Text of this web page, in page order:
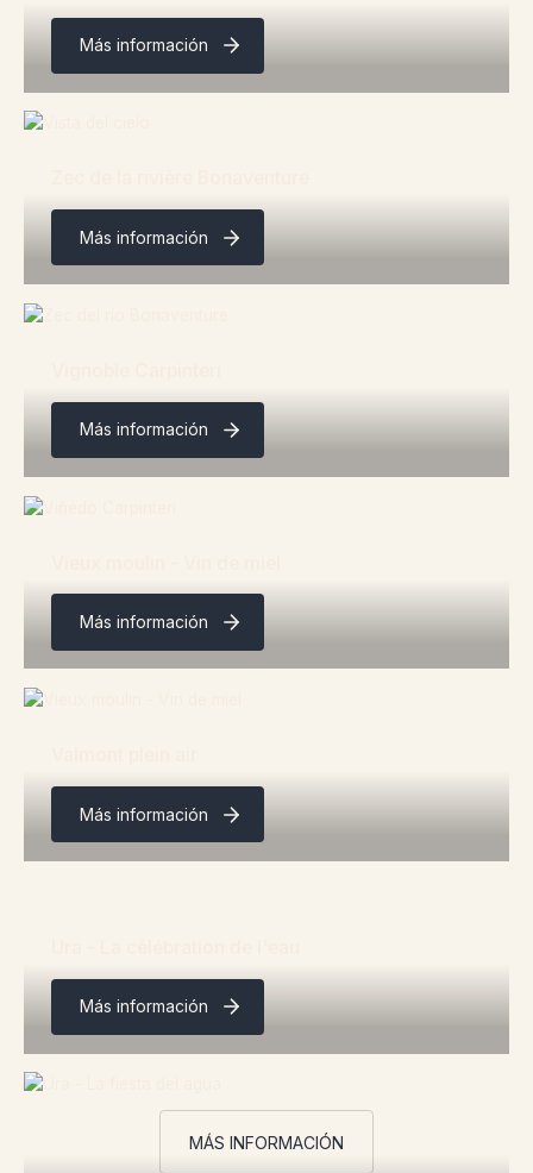
Más información
Más información
Más información
Más información
Más información
Más información
MÁS INFORMACIÓN